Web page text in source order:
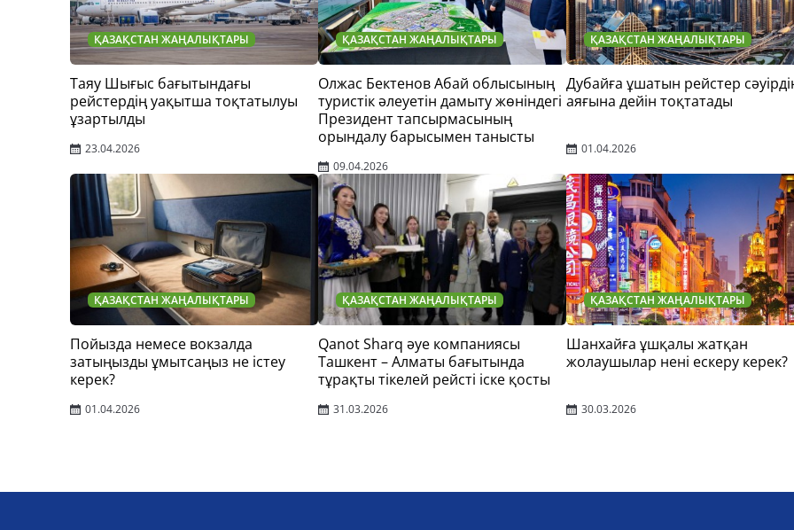
ҚАЗАҚСТАН ЖАҢАЛЫҚТАРЫ
Таяу Шығыс бағытындағы
рейстердің уақытша тоқтатылуы
ұзартылды
23.04.2026
ҚАЗАҚСТАН ЖАҢАЛЫҚТАРЫ
Олжас Бектенов Абай облысының
туристік әлеуетін дамыту жөніндегі
Президент тапсырмасының
орындалу барысымен танысты
09.04.2026
ҚАЗАҚСТАН ЖАҢАЛЫҚТАРЫ
Дубайға ұшатын рейстер
аяғына дейін тоқтатады
01.04.2026
ҚАЗАҚСТАН ЖАҢАЛЫҚТАРЫ
Пойызда немесе вокзалда
затыңызды ұмытсаңыз не істеу
керек?
01.04.2026
ҚАЗАҚСТАН ЖАҢАЛЫҚТАРЫ
Qanot Sharq әуе компаниясы
Ташкент – Алматы бағытында
тұрақты тікелей рейсті іске қосты
31.03.2026
ҚАЗАҚСТАН ЖАҢАЛЫҚТАРЫ
Шанхайға ұшқалы жатқан
жолаушылар нені ескеру керек?
30.03.2026